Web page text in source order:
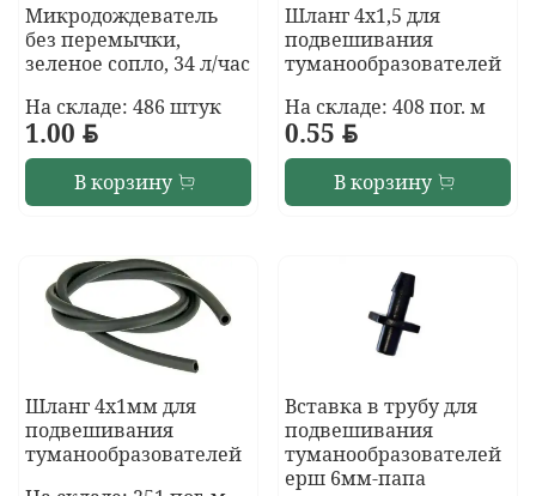
Микродождеватель
без перемычки,
зеленое сопло, 34 л/час
На складе: 486 штук
1.00 BYN
В корзину
Шланг 4х1,5 для
подвешивания
туманообразователей
На складе: 408 пог. м
0.55 BYN
В корзину
Шланг 4х1мм для
подвешивания
туманообразователей
Вставка в трубу для
подвешивания
туманообразователей
ерш 6мм-папа